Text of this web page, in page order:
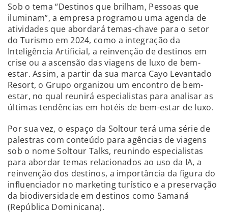
Sob o tema “Destinos que brilham, Pessoas que
iluminam”, a empresa programou uma agenda de
atividades que abordará temas-chave para o setor
do Turismo em 2024, como a integração da
Inteligência Artificial, a reinvenção de destinos em
crise ou a ascensão das viagens de luxo de bem-
estar. Assim, a partir da sua marca Cayo Levantado
Resort, o Grupo organizou um encontro de bem-
estar, no qual reunirá especialistas para analisar as
últimas tendências em hotéis de bem-estar de luxo.
Por sua vez, o espaço da Soltour terá uma série de
palestras com conteúdo para agências de viagens
sob o nome Soltour Talks, reunindo especialistas
para abordar temas relacionados ao uso da IA, a
reinvenção dos destinos, a importância da figura do
influenciador no marketing turístico e a preservação
da biodiversidade em destinos como Samaná
(República Dominicana).